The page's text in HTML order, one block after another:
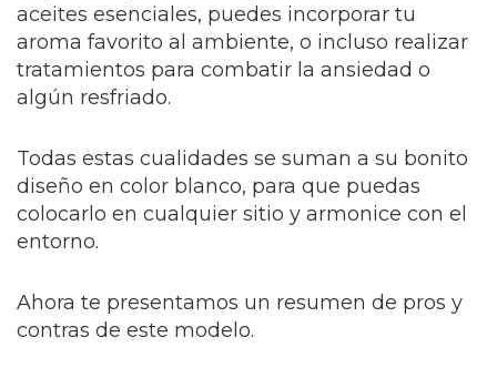
aceites esenciales, puedes incorporar tu
aroma favorito al ambiente, o incluso realizar
tratamientos para combatir la ansiedad o
algún resfriado.
Todas estas cualidades se suman a su bonito
diseño en color blanco, para que puedas
colocarlo en cualquier sitio y armonice con el
entorno.
Ahora te presentamos un resumen de pros y
contras de este modelo.